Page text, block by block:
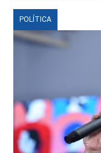
POLÍTICA